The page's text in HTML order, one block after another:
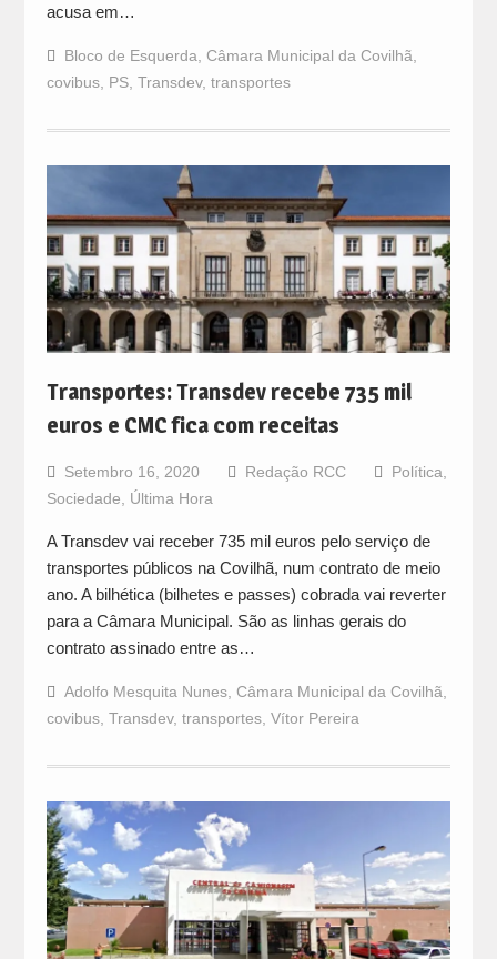
acusa em…
Bloco de Esquerda Câmara Municipal da Covilhã
covibus, PS, Transdev, transportes
Transportes: Transdev recebe 735 mil
euros e CMC fica com receitas
Setembro 16, 2020 Redação RCC Política,
Sociedade, Última Hora
A Transdev vai receber 735 mil euros pelo serviço de
transportes públicos na Covilhã, num contrato de meio
ano. A bilhética (bilhetes e passes) cobrada vai reverter
para a Câmara Municipal. São as linhas gerais do
contrato assinado entre as…
Adolfo Mesquita Nunes, Câmara Municipal da Covilhã,
covibus, Transdev, transportes, Vítor Pereira